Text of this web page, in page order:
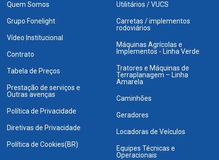
Quem Somos
Grupo Fonelight
Vídeo Institucional
Contrato
Tabela de Preços
Prestação de serviços e
Outras avenças
Política de Privacidade
Diretivas de Privacidade
Política de Cookies(BR)
Utilitários / VUCS
Carretas / implementos
rodoviários
Máquinas Agrícolas e
Implementos - Linha Verde
Tratores e Máquinas de
Terraplanagem – Linha
Amarela
Caminhões
Geradores
Locadoras de Veículos
Equipes Técnicas e
Operacionais